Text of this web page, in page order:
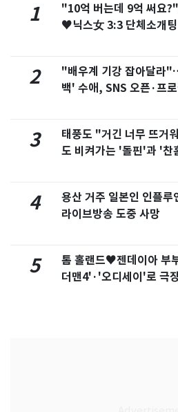
1
"10억 버는데 9억 써요
♥닉스女 3:3 단체소개
2
"배우계 기강 잡아달라
백' 수애, SNS 오픈·프
3
태풍도 "거긴 너무 뜨거
도 비켜가는 '돌핀'과 '찬
4
용산 거주 일본인 인플루
라이브방송 도중 사망
5
톰 홀랜드♥젠데이아 부
더맨4'·'오디세이'로 극